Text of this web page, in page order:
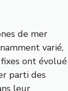
de mer
varié,
ont évolué
parti des
leur